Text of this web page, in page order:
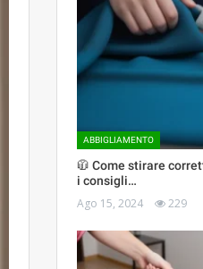
ABBIGLIAMENTO
🧥 Come stirare
i consigli…
Ago 15, 2024 229